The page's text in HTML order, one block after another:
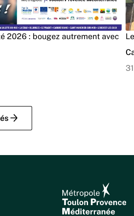
2026 : bougez autrement avec